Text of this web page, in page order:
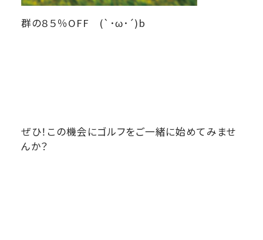
群の８５％OFF (`･ω･´)b
ぜひ！この機会にゴルフをご一緒に始めてみませ
んか？